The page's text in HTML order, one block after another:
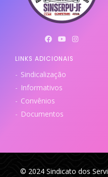
LINKS ADICIONAIS
Sindicalização
Informativos
Convênios
Documentos
© 2024 Sindicato dos